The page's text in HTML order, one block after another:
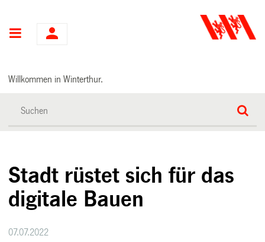
Hauptnavigation
Willkommen in Winterthur.
Stadt rüstet sich für das
digitale Bauen
07.07.2022